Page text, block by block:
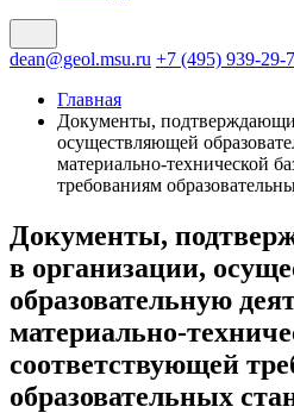
dean@geol.msu.ru +7 (495) 939-29-
Главная
Документы,
осуществляющей
материально-технической
требованиям
Документы,
в организации,
образовательную
материально-
соответствующей
образовательных